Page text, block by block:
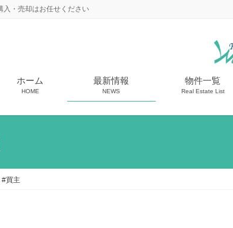
入・売却はお任せください
ホーム
HOME
最新情報
NEWS
物件一覧
Real Estate List
#買主